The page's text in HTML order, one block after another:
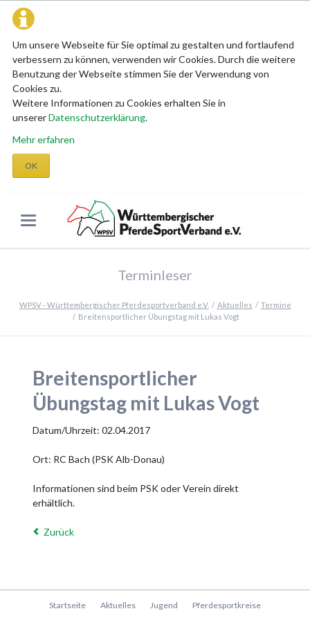
Um unsere Webseite für Sie optimal zu gestalten und fortlaufend
verbessern zu können, verwenden wir Cookies. Durch die weitere
Benutzung der Webseite stimmen Sie der Verwendung von
Cookies zu.
Weitere Informationen zu Cookies erhalten Sie in
unsererDatenschutzerklärung.
Mehr erfahren
OK
Terminleser
WPSV - Württembergischer Pferdesportverband e.V. Aktuelles
Termine
Breitensportlicher Übungstag mit Lukas Vogt
Breitensportlicher
Übungstag mit Lukas Vogt
Datum/Uhrzeit: 02.04.2017
Ort: RC Bach (PSK Alb-Donau)
Informationen sind beim PSK oder Verein direkt
erhältlich.
Zurück
Navigation
Startseite Aktuelles Jugend Pferdesportkreise